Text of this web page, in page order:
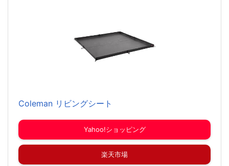
Coleman リビングシート
Yahoo!ショッピング
楽天市場